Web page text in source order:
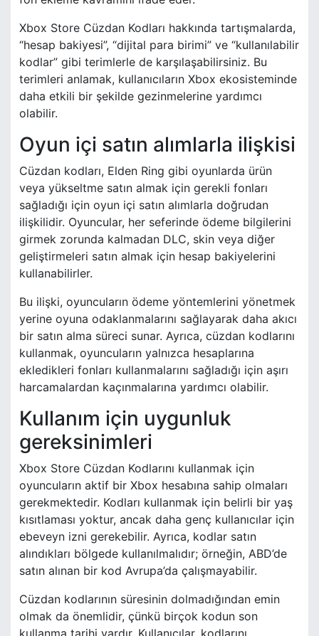
Xbox Store Cüzdan Kodları hakkında tartışmalarda,
“hesap bakiyesi”, “dijital para birimi” ve “kullanılabilir
kodlar” gibi terimlerle de karşılaşabilirsiniz. Bu
terimleri anlamak, kullanıcıların Xbox ekosisteminde
daha etkili bir şekilde gezinmelerine yardımcı
olabilir.
Oyun içi satın alımlarla ilişkisi
Cüzdan kodları, Elden Ring gibi oyunlarda ürün
veya yükseltme satın almak için gerekli fonları
sağladığı için oyun içi satın alımlarla doğrudan
ilişkilidir. Oyuncular, her seferinde ödeme bilgilerini
girmek zorunda kalmadan DLC, skin veya diğer
geliştirmeleri satın almak için hesap bakiyelerini
kullanabilirler.
Bu ilişki, oyuncuların ödeme yöntemlerini yönetmek
yerine oyuna odaklanmalarını sağlayarak daha akıcı
bir satın alma süreci sunar. Ayrıca, cüzdan kodlarını
kullanmak, oyuncuların yalnızca hesaplarına
ekledikleri fonları kullanmalarını sağladığı için aşırı
harcamalardan kaçınmalarına yardımcı olabilir.
Kullanım için uygunluk
gereksinimleri
Xbox Store Cüzdan Kodlarını kullanmak için
oyuncuların aktif bir Xbox hesabına sahip olmaları
gerekmektedir. Kodları kullanmak için belirli bir yaş
kısıtlaması yoktur, ancak daha genç kullanıcılar için
ebeveyn izni gerekebilir. Ayrıca, kodlar satın
alındıkları bölgede kullanılmalıdır; örneğin, ABD’de
satın alınan bir kod Avrupa’da çalışmayabilir.
Cüzdan kodlarının süresinin dolmadığından emin
olmak da önemlidir, çünkü birçok kodun son